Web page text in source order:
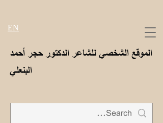
الموقع الشخصي للشاعر الدكتور حجر أحمد
البنعلي
EN